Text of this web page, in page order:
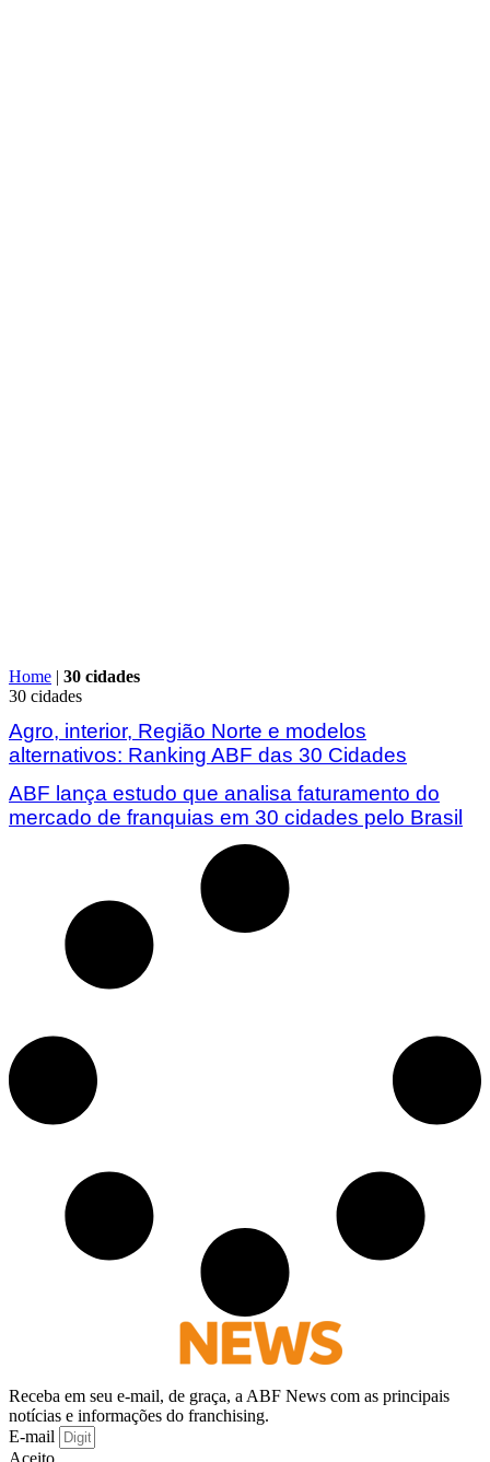
Home | 30 cidades
30 cidades
Agro, interior, Região Norte e modelos
alternativos: Ranking ABF das 30 Cidades
ABF lança estudo que analisa faturamento do
mercado de franquias em 30 cidades pelo Brasil
Receba em seu e-mail, de graça, a ABF News com as principais
notícias e informações do franchising.
E-mail
Aceito